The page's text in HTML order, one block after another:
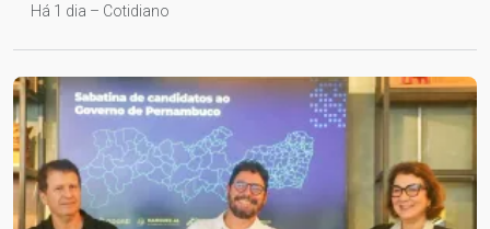
Há 1 dia – Cotidiano